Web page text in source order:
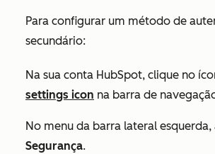
Para configurar um método de
secundário:
Na sua conta HubSpot, clique no
settings icon na barra de
No menu da barra lateral esquerda,
Segurança.